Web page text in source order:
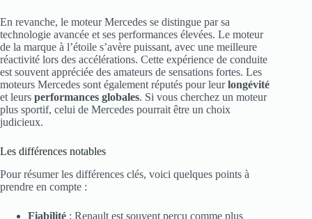
En revanche, le moteur Mercedes se distingue par sa
technologie avancée et ses performances élevées. Le moteur
de la marque à l’étoile s’avère puissant, avec une meilleure
réactivité lors des accélérations. Cette expérience de conduite
est souvent appréciée des amateurs de sensations fortes. Les
moteurs Mercedes sont également réputés pour leurlongévité
et leurs performances globales. Si vous cherchez un moteur
plus sportif, celui de Mercedes pourrait être un choix
judicieux.
Les différences notables
Pour résumer les différences clés, voici quelques points à
prendre en compte :
Fiabilité : Renault est souvent perçu comme plus